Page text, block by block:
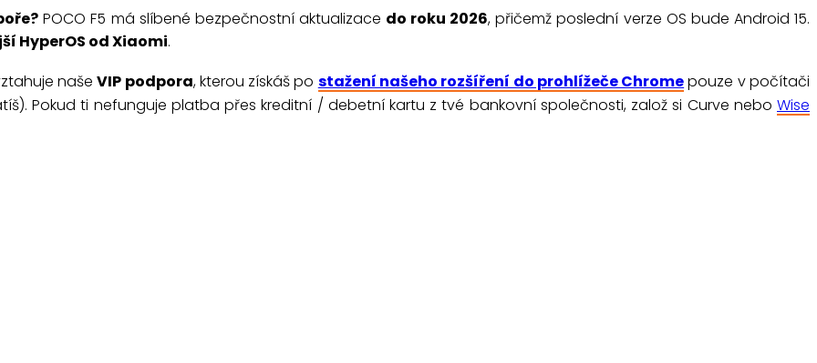
POCO F5 má slíbené bezpečnostní aktualizace do roku 2026, přičemž poslední verze OS bude Android 15.
HyperOS od Xiaomi.
našeVIP podpora, kterou získáš po stažení našeho rozšíření do prohlížeče Chromepouze v počítači
Pokud ti nefunguje platba přes kreditní / debetní kartu z tvé bankovní společnosti, založ si Curve nebo Wise